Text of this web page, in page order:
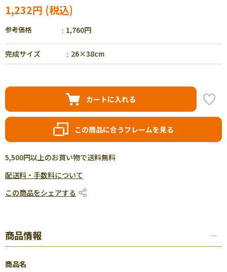
1,232円
参考価格 1,760円
完成サイズ 26×38cm
カートに入れる
この商品に合うフレームを見る
5,500円以上のお買い物で送料無料
配送料・手数料について
この商品をシェアする
商品情報
商品名